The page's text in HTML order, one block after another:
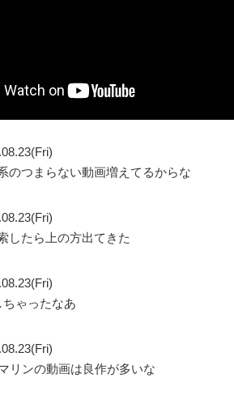
のつまらない動画増えてるからな
したら上の方出てきた
ゃったなあ
リンの動画は良作が多いな